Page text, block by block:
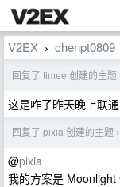
V2EX › chenpt0809
回复了 timee 创建的主题
这是咋了昨天晚上联
回复了 pixia 创建的主题 ›
@pixia
我的方案是